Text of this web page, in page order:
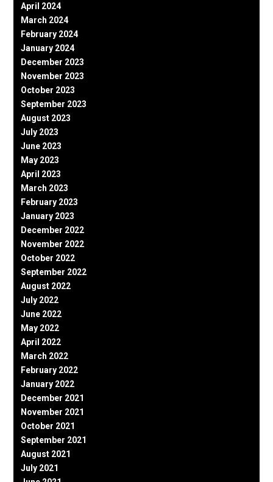
April 2024
March 2024
February 2024
January 2024
December 2023
November 2023
October 2023
September 2023
August 2023
July 2023
June 2023
May 2023
April 2023
March 2023
February 2023
January 2023
December 2022
November 2022
October 2022
September 2022
August 2022
July 2022
June 2022
May 2022
April 2022
March 2022
February 2022
January 2022
December 2021
November 2021
October 2021
September 2021
August 2021
July 2021